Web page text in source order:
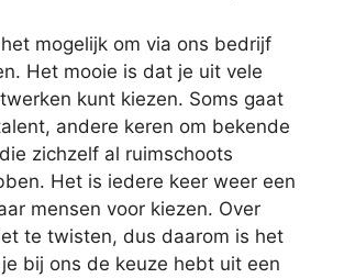
mogelijk om via ons bedrijf
Het mooie is dat je uit vele
kunt kiezen. Soms gaat
andere keren om bekende
zichzelf al ruimschoots
Het is iedere keer weer een
mensen voor kiezen. Over
te twisten, dus daarom is het
bij ons de keuze hebt uit een